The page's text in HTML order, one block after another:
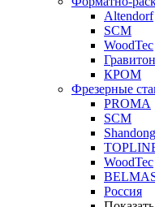
Altendorf
SCM
WoodTec
Гравитон
КРОМ
Фрезерные
PROMA
SCM
Shandong
WoodTec
Россия